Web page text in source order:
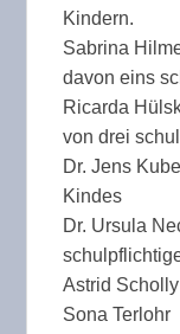
Kindern.
Sabrina
davon eins
Ricarda
von drei
Dr. Jens
Kindes
Dr. Ursula
Astrid Scholly
Sona Terlohr